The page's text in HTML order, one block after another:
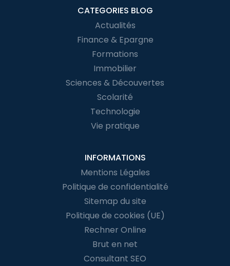
CATEGORIES BLOG
Actualités
Finance & Epargne
Formations
Immobilier
Sciences & Découvertes
Scolarité
Technologie
Vie pratique
INFORMATIONS
Mentions Légales
Politique de confidentialité
Sitemap du site
Politique de cookies (UE)
Rechner Online
Brut en net
Consultant SEO